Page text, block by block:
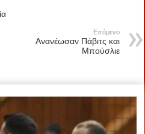
Επόμενο
Ανανέωσαν Πάβιτς και
Μπούσλιε